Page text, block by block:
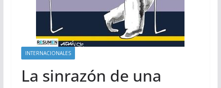
INTERNACIONALES
La sinrazón de una